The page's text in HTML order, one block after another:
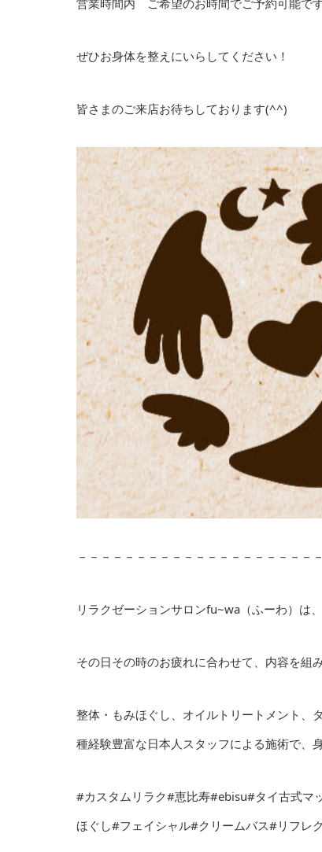
営業時間内 ご希望のお時間でご予約可能で
ぜひお身体を整えにいらしてください！
皆さまのご来店お待ちしております(^^)
－－－－－－－－－－－－－－－－－－－－
リラクゼーションサロンfu~wa（ふーわ）は、
その日その時のお疲れに合わせて、内容を組
整体・もみほぐし、オイルトリートメント、
種経験豊富な日本人スタッフによる施術で、
#カスタムリラク#恵比寿#ebisu#タイ古式マ
ほぐし#フェイシャル#クリームバス#リフレ